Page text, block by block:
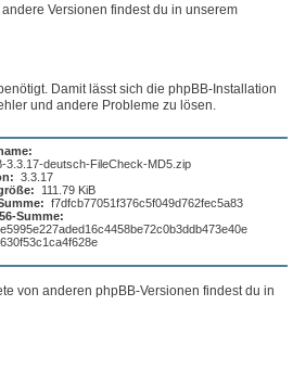
Versionen findest du in unserem
Damit lässt sich die phpBB-Installation
und andere Probleme zu lösen.
3.3.17-deutsch-FileCheck-MD5.zip
3.3.17
111.79 KiB
f7dfcb77051f376c5f049d762fec5a83
Summe:
von anderen phpBB-Versionen findest du in